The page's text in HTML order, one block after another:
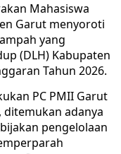
Mahasiswa
Garut menyoroti
yang
(DLH) Kabupaten
Tahun 2026.
PC PMII Garut
adanya
pengelolaan